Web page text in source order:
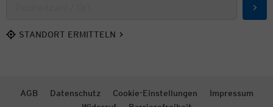
STANDORT ERMITTELN
AGB Datenschutz Cookie-Einstellungen
Impressum